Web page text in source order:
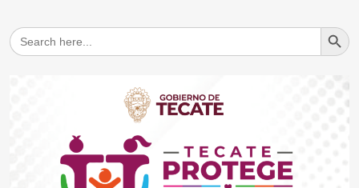
Search
for:
Search